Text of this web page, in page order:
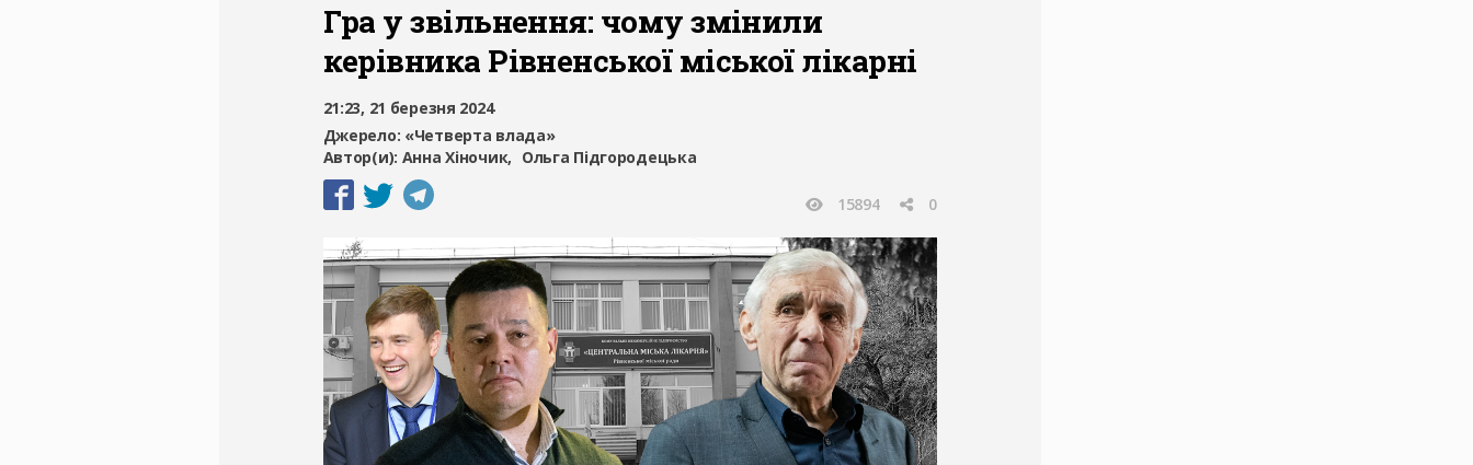
Гра у звільнення: чому змінили
керівника Рівненської міської лікарні
21:23, 21 березня 2024
Джерело: «Четверта влада»
Автор(и): Анна Хіночик Ольга Підгородецька
15894 0